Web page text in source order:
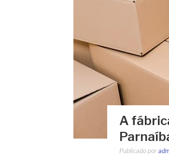
A
Publicado por